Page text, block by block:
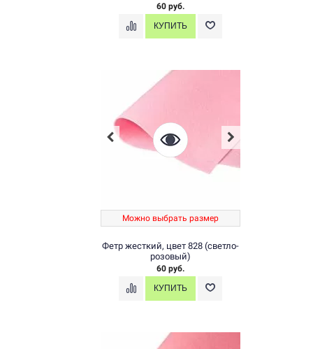
60 руб.
Можно выбрать размер
Фетр жесткий, цвет 828 (светло-
розовый)
60 руб.